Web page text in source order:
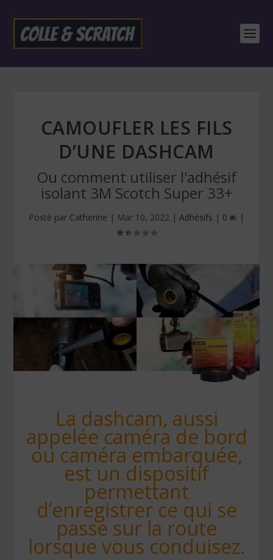
CAMOUFLER LES FILS
D’UNE DASHCAM
Ou comment utiliser l'adhésif
isolant 3M Scotch Super 33+
Posté par Catherine | Mar 10, 2022 | Adhésifs | 0 |
La dashcam, aussi
appelée caméra de bord
ou caméra embarquée,
est un dispositif
permettant
d’enregistrer ce qui se
passe sur la route
lorsque vous conduisez.